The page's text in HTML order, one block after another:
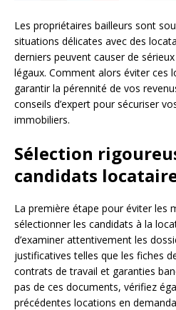
Les propriétaires bailleurs sont
situations délicates avec des
derniers peuvent causer de
légaux. Comment alors éviter ces
garantir la pérennité de vos
conseils d’expert pour sécuriser
immobiliers.
Sélection
candidats
La première étape pour éviter les
sélectionner les candidats à la
d’examiner attentivement les
justificatives telles que les fiches
contrats de travail et garanties
pas de ces documents, vérifiez
précédentes locations en